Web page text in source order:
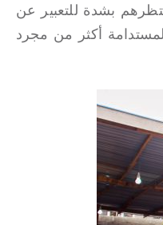
بشدة للتعبير عن
أكثر من مجرد